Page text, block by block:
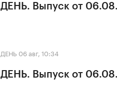
ДЕНЬ. Выпуск от
ДЕНЬ 06 авг, 10:34
ДЕНЬ. Выпуск от